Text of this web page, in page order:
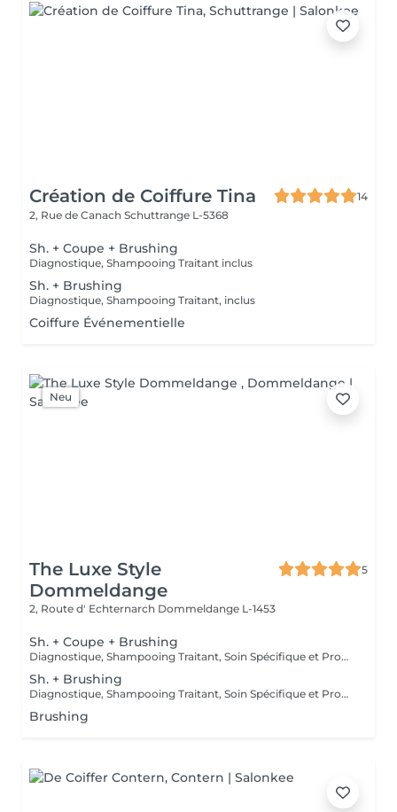
Création de Coiffure Tina
14
2, Rue de Canach Schuttrange L-5368
Sh. + Coupe + Brushing
Diagnostique, Shampooing Traitant inclus
Sh. + Brushing
Diagnostique, Shampooing Traitant, inclus
Coiffure Événementielle
Neu
The Luxe Style
Dommeldange
5
2, Route d' Echternarch Dommeldange L-1453
Sh. + Coupe + Brushing
Diagnostique, Shampooing Traitant, Soin Spécifique et Produits Coiffants inclus
Sh. + Brushing
Diagnostique, Shampooing Traitant, Soin Spécifique et Produits Coiffants inclus
Brushing